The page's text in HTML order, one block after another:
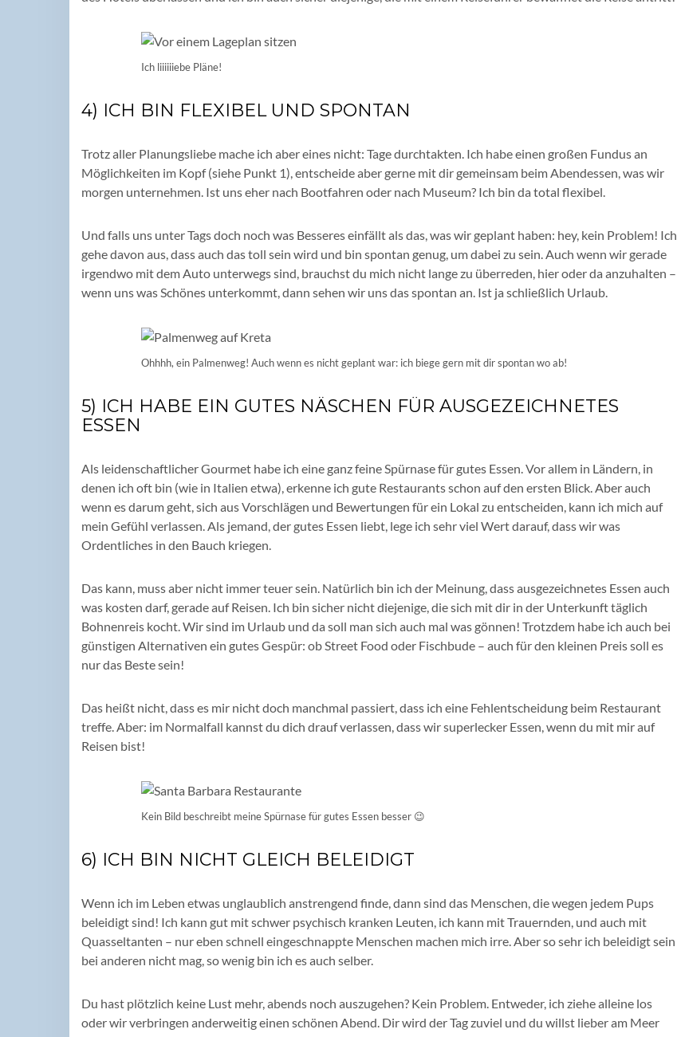
Ich liiiiiiebe Pläne!
4) ICH BIN FLEXIBEL UND SPONTAN
Trotz aller Planungsliebe mache ich aber eines nicht: Tage durchtakten. Ich habe einen großen Fundus an
Möglichkeiten im Kopf (siehe Punkt 1), entscheide aber gerne mit dir gemeinsam beim Abendessen, was wir
morgen unternehmen. Ist uns eher nach Bootfahren oder nach Museum? Ich bin da total flexibel.
Und falls uns unter Tags doch noch was Besseres einfällt als das, was wir geplant haben: hey, kein Problem! Ich
gehe davon aus, dass auch das toll sein wird und bin spontan genug, um dabei zu sein. Auch wenn wir gerade
irgendwo mit dem Auto unterwegs sind, brauchst du mich nicht lange zu überreden, hier oder da anzuhalten –
wenn uns was Schönes unterkommt, dann sehen wir uns das spontan an. Ist ja schließlich Urlaub.
Ohhhh, ein Palmenweg! Auch wenn es nicht geplant war: ich biege gern mit dir spontan wo ab!
5) ICH HABE EIN GUTES NÄSCHEN FÜR AUSGEZEICHNETES
ESSEN
Als leidenschaftlicher Gourmet habe ich eine ganz feine Spürnase für gutes Essen. Vor allem in Ländern, in
denen ich oft bin (wie in Italien etwa), erkenne ich gute Restaurants schon auf den ersten Blick. Aber auch
wenn es darum geht, sich aus Vorschlägen und Bewertungen für ein Lokal zu entscheiden, kann ich mich auf
mein Gefühl verlassen. Als jemand, der gutes Essen liebt, lege ich sehr viel Wert darauf, dass wir was
Ordentliches in den Bauch kriegen.
Das kann, muss aber nicht immer teuer sein. Natürlich bin ich der Meinung, dass ausgezeichnetes Essen auch
was kosten darf, gerade auf Reisen. Ich bin sicher nicht diejenige, die sich mit dir in der Unterkunft täglich
Bohnenreis kocht. Wir sind im Urlaub und da soll man sich auch mal was gönnen! Trotzdem habe ich auch bei
günstigen Alternativen ein gutes Gespür: ob Street Food oder Fischbude – auch für den kleinen Preis soll es
nur das Beste sein!
Das heißt nicht, dass es mir nicht doch manchmal passiert, dass ich eine Fehlentscheidung beim Restaurant
treffe. Aber: im Normalfall kannst du dich drauf verlassen, dass wir superlecker Essen, wenn du mit mir auf
Reisen bist!
Kein Bild beschreibt meine Spürnase für gutes Essen besser 😉
6) ICH BIN NICHT GLEICH BELEIDIGT
Wenn ich im Leben etwas unglaublich anstrengend finde, dann sind das Menschen, die wegen jedem Pups
beleidigt sind! Ich kann gut mit schwer psychisch kranken Leuten, ich kann mit Trauernden, und auch mit
Quasseltanten – nur eben schnell eingeschnappte Menschen machen mich irre. Aber so sehr ich beleidigt sein
bei anderen nicht mag, so wenig bin ich es auch selber.
Du hast plötzlich keine Lust mehr, abends noch auszugehen? Kein Problem. Entweder, ich ziehe alleine los
oder wir verbringen anderweitig einen schönen Abend. Dir wird der Tag zuviel und du willst lieber am Meer